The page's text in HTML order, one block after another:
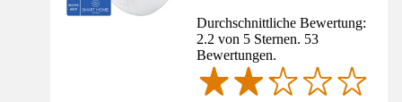
Durchschnittliche Bewertung:
2.2 von 5 Sternen. 53
Bewertungen.